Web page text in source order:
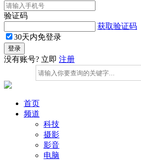
验证码
获取验证码
30天内免登录
没有账号? 立即 注册
首页
频道
科技
摄影
影音
电脑